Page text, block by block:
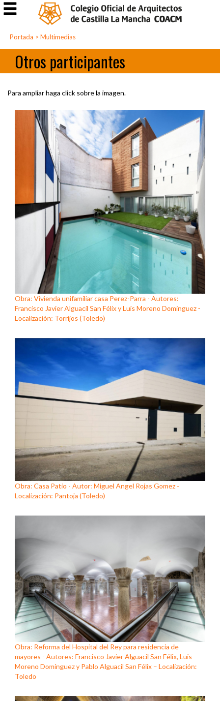
Portada > Multimedias
Otros participantes
Para ampliar haga click sobre la imagen.
Obra: Vivienda unifamiliar casa Perez-Parra - Autores:
Francisco Javier Alguacil San Félix y Luis Moreno Domínguez -
Localización: Torrijos (Toledo)
Obra: Casa Patio - Autor: Miguel Angel Rojas Gomez -
Localización: Pantoja (Toledo)
Obra: Reforma del Hospital del Rey para residencia de
mayores - Autores: Francisco Javier Alguacil San Félix, Luis
Moreno Domínguez y Pablo Alguacil San Félix – Localización:
Toledo